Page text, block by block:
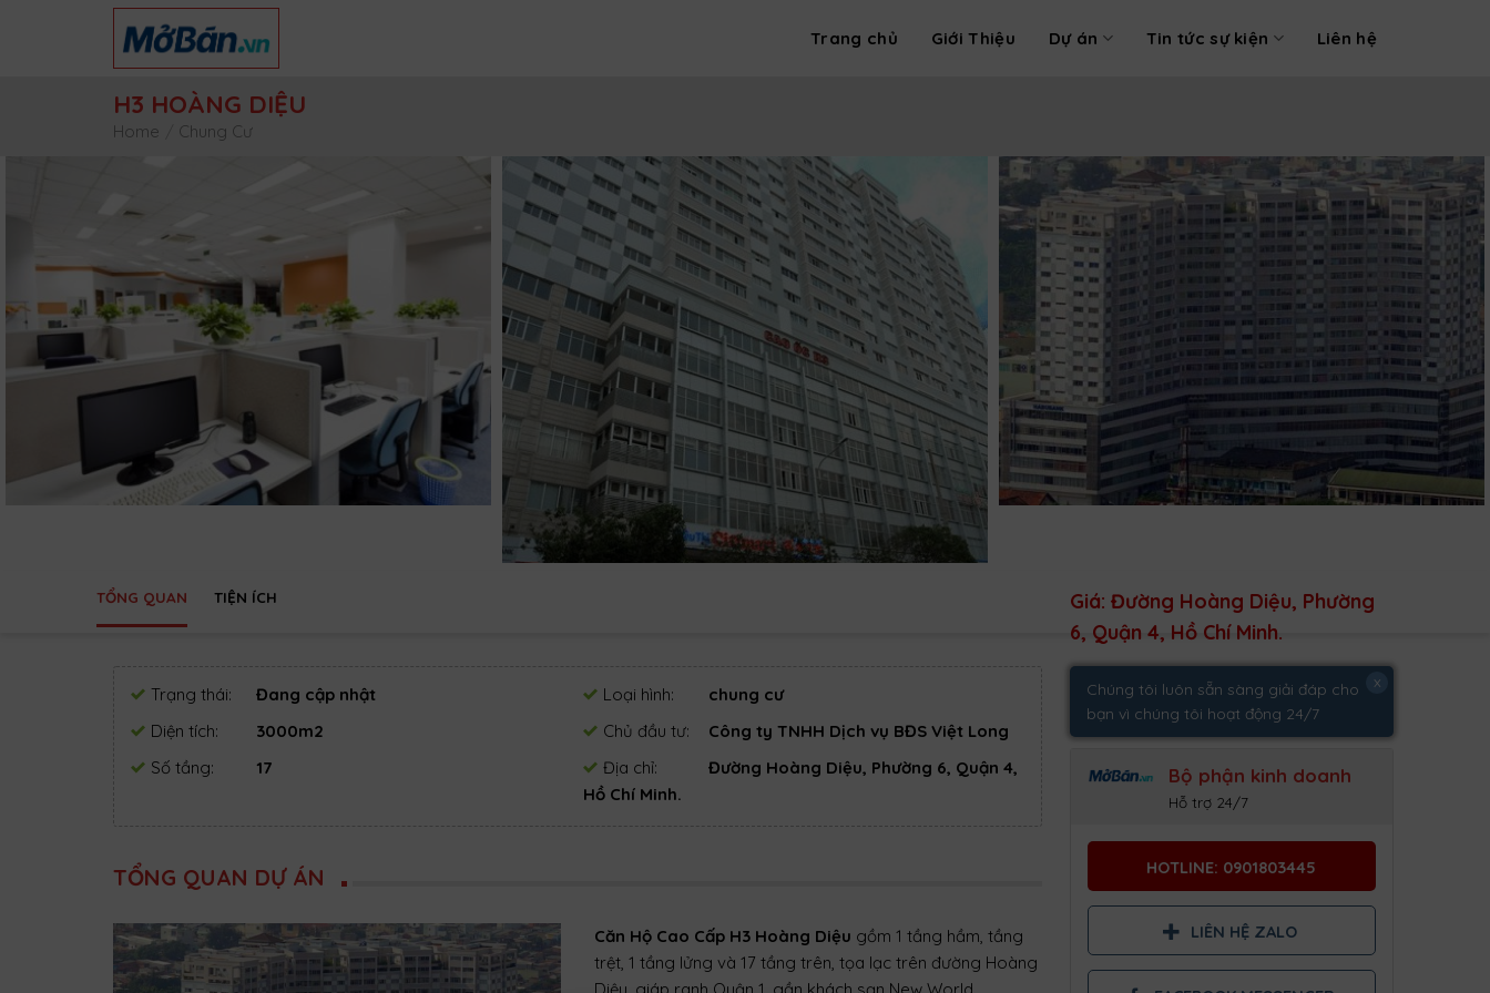
Trang chủ Giới Thiệu Dự án Tin tức sự kiện Liên hệ
H3 HOÀNG DIỆU
Home Chung Cư
TỔNG QUAN TIỆN ÍCH
Giá: Đường Hoàng Diệu, Phường
6, Quận 4, Hồ Chí Minh.
Chúng tôi luôn sẵn sàng giải đáp cho
bạn vì chúng tôi hoạt động 24/7
x
Bộ phận kinh doanh
Hỗ trợ 24/7
HOTLINE: 0901803445
LIÊN HỆ ZALO
Trạng thái: Đang cập nhật Loại hình:
chung cư
Diện tích:
3000m2 Chủ đầu tư:
Công ty TNHH Dịch vụ BĐS Việt Long
Số tầng:
17 Địa chỉ:
Đường Hoàng Diệu, Phường 6, Quận 4,
Hồ Chí Minh.
TỔNG QUAN DỰ ÁN
Căn Hộ Cao Cấp H3 Hoàng Diệu gồm 1 tầng hầm, tầng
trệt, 1 tầng lửng và 17 tầng trên, tọa lạc trên đường Hoàng
Diệu, giáp ranh Quận 1, gần khách sạn New World.